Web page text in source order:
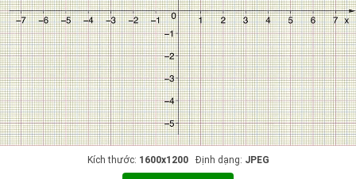
Kích thước: 1600x1200Định dạng: JPEG